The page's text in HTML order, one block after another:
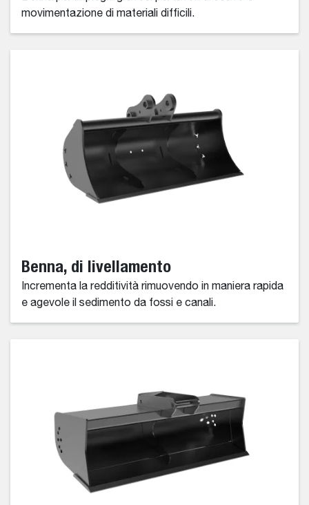
movimentazione di materiali difficili.
Benna, di livellamento
Incrementa la redditività rimuovendo in maniera rapida
e agevole il sedimento da fossi e canali.